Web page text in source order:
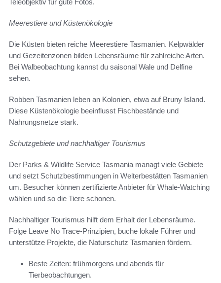
Meerestiere und Küstenökologie
Die Küsten bieten reiche Meerestiere Tasmanien. Kelpwälder
und Gezeitenzonen bilden Lebensräume für zahlreiche Arten.
Bei Walbeobachtung kannst du saisonal Wale und Delfine
sehen.
Robben Tasmanien leben an Kolonien, etwa auf Bruny Island.
Diese Küstenökologie beeinflusst Fischbestände und
Nahrungsnetze stark.
Schutzgebiete und nachhaltiger Tourismus
Der Parks & Wildlife Service Tasmania managt viele Gebiete
und setzt Schutzbestimmungen in Welterbestätten Tasmanien
um. Besucher können zertifizierte Anbieter für Whale-Watching
wählen und so die Tiere schonen.
Nachhaltiger Tourismus hilft dem Erhalt der Lebensräume.
Folge Leave No Trace-Prinzipien, buche lokale Führer und
unterstütze Projekte, die Naturschutz Tasmanien fördern.
Beste Zeiten: frühmorgens und abends für
Tierbeobachtungen.